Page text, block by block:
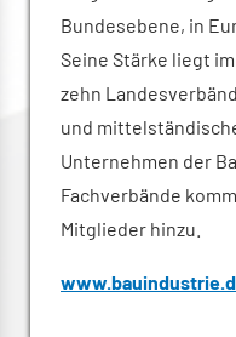
Bundesebene, in
Seine Stärke liegt
zehn
und
Unternehmen der
Fachverbände
Mitglieder hinzu.